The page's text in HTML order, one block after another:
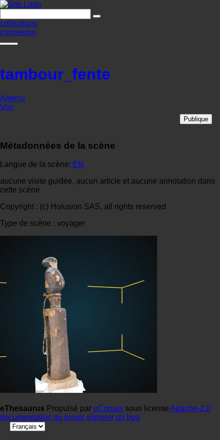
collections
connexion
tambour_fente
Aperçu
Voir
Publique
Métadonnées de la scène
Langue de la scène: EN
aucune visite guidée, aucun article et aucune annotation dans
cette scène
Copyright : (c) Holusion SAS, all rights reserved
Type de scène : voyager
eThesaurus Propulsé par eCorpus sous license Apache-2.0
documentation du projet signaler un bug